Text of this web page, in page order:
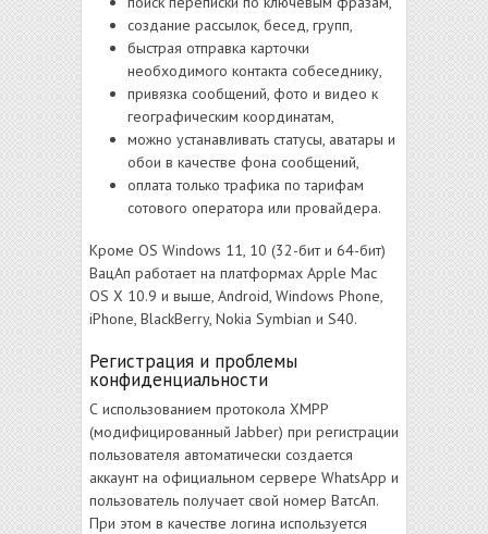
создание рассылок, бесед, групп,
быстрая отправка карточки
необходимого контакта собеседнику,
привязка сообщений, фото и видео к
географическим координатам,
можно устанавливать статусы, аватары и
обои в качестве фона сообщений,
оплата только трафика по тарифам
сотового оператора или провайдера.
Кроме OS Windows 11, 10 (32-бит и 64-бит)
ВацАп работает на платформах Apple Mac
OS X 10.9 и выше, Android, Windows Phone,
iPhone, BlackBerry, Nokia Symbian и S40.
Регистрация и проблемы
конфиденциальности
С использованием протокола XMPP
(модифицированный Jabber) при регистрации
пользователя автоматически создается
аккаунт на официальном сервере WhatsApp и
пользователь получает свой номер ВатсАп.
При этом в качестве логина используется